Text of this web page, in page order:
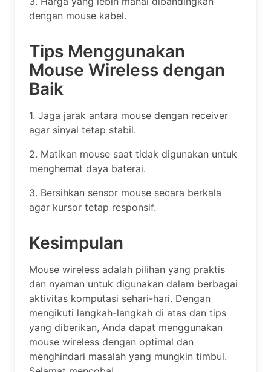
dengan mouse kabel.
Tips Menggunakan
Mouse Wireless dengan
Baik
1. Jaga jarak antara mouse dengan receiver
agar sinyal tetap stabil.
2. Matikan mouse saat tidak digunakan untuk
menghemat daya baterai.
3. Bersihkan sensor mouse secara berkala
agar kursor tetap responsif.
Kesimpulan
Mouse wireless adalah pilihan yang praktis
dan nyaman untuk digunakan dalam berbagai
aktivitas komputasi sehari-hari. Dengan
mengikuti langkah-langkah di atas dan tips
yang diberikan, Anda dapat menggunakan
mouse wireless dengan optimal dan
menghindari masalah yang mungkin timbul.